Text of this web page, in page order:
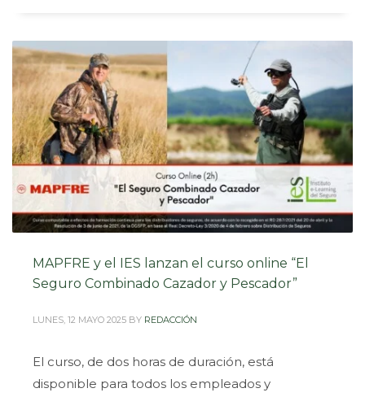
MAPFRE y el IES lanzan el curso online “El
Seguro Combinado Cazador y Pescador”
LUNES, 12 MAYO 2025 BY REDACCIÓN
El curso, de dos horas de duración, está
disponible para todos los empleados y